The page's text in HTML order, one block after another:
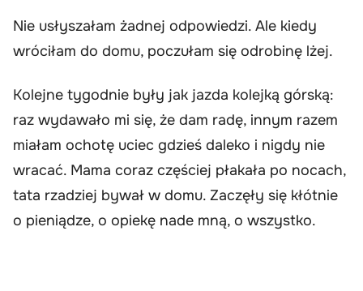
Nie usłyszałam żadnej odpowiedzi. Ale kiedy
wróciłam do domu, poczułam się odrobinę lżej.
Kolejne tygodnie były jak jazda kolejką górską:
raz wydawało mi się, że dam radę, innym razem
miałam ochotę uciec gdzieś daleko i nigdy nie
wracać. Mama coraz częściej płakała po nocach,
tata rzadziej bywał w domu. Zaczęły się kłótnie
o pieniądze, o opiekę nade mną, o wszystko.